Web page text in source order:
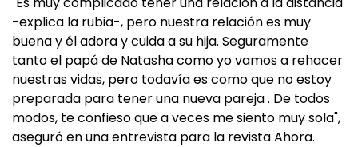
-explica la rubia-, pero nuestra relación es muy
buena y él adora y cuida a su hija. Seguramente
tanto el papá de Natasha como yo vamos a rehacer
nuestras vidas, pero todavía es como que no estoy
preparada para tener una nueva pareja . De todos
modos, te confieso que a veces me siento muy sola",
aseguró en una entrevista para la revista Ahora.